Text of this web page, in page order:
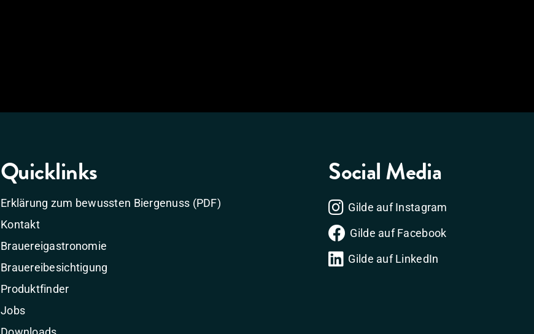
Quicklinks
Erklärung zum bewussten Biergenuss (PDF)
Kontakt
Brauereigastronomie
Brauereibesichtigung
Produktfinder
Jobs
Social Media
Gilde auf Instagram
Gilde auf Facebook
Gilde auf LinkedIn